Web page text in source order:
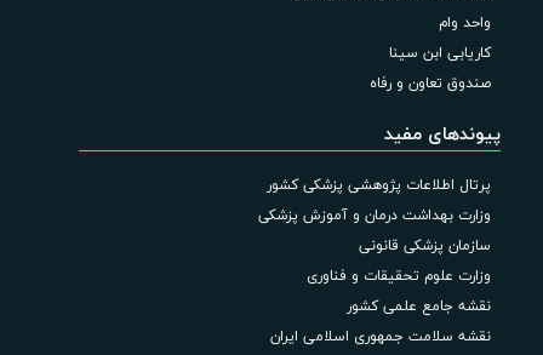
واحد وام
کاریابی ابن سینا
صندوق تعاون و رفاه
پیوندهای مفید
پرتال اطلاعات پژوهشی پزشکی کشور
وزارت بهداشت درمان و آموزش پزشکی
سازمان پزشکی قانونی
وزارت علوم تحقیقات و فناوری
نقشه جامع علمی کشور
نقشه سلامت جمهوری اسلامی ایران